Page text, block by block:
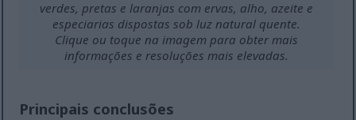
verdes, pretas e laranjas com ervas, alho, azeite e
especiarias dispostas sob luz natural quente.
Clique ou toque na imagem para obter mais
informações e resoluções mais elevadas.
Principais conclusões